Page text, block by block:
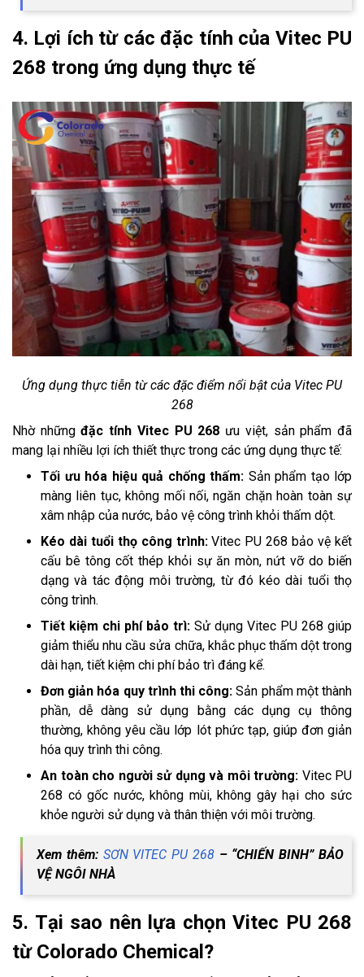
4. Lợi ích từ các đặc tính của Vitec PU
268 trong ứng dụng thực tế
Ứng dụng thực tiễn từ các đặc điểm nổi bật của Vitec PU
268
Nhờ nhữngđặc tính Vitec PU 268 ưu việt, sản phẩm đã
mang lại nhiều lợi ích thiết thực trong các ứng dụng thực tế:
Tối ưu hóa hiệu quả chống thấm: Sản phẩm tạo lớp
màng liên tục, không mối nối, ngăn chặn hoàn toàn sự
xâm nhập của nước, bảo vệ công trình khỏi thấm dột.
Kéo dài tuổi thọ công trình:Vitec PU 268 bảo vệ kết
cấu bê tông cốt thép khỏi sự ăn mòn, nứt vỡ do biến
dạng và tác động môi trường, từ đó kéo dài tuổi thọ
công trình.
Tiết kiệm chi phí bảo trì: Sử dụng Vitec PU 268 giúp
giảm thiểu nhu cầu sửa chữa, khắc phục thấm dột trong
dài hạn, tiết kiệm chi phí bảo trì đáng kể.
Đơn giản hóa quy trình thi công:Sản phẩm một thành
phần, dễ dàng sử dụng bằng các dụng cụ thông
thường, không yêu cầu lớp lót phức tạp, giúp đơn giản
hóa quy trình thi công.
An toàn cho người sử dụng và môi trường: Vitec PU
268 có gốc nước, không mùi, không gây hại cho sức
khỏe người sử dụng và thân thiện với môi trường.
Xem thêm:SƠN VITEC PU 268– “CHIẾN BINH” BẢO
VỆ NGÔI NHÀ
5. Tại sao nên lựa chọn Vitec PU 268
từ Colorado Chemical?